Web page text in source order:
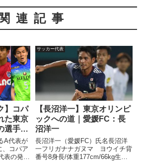
関連記事
】コパ
た東京
選手た
A代表が
、コパア
表の発表
サッカー代表
【長沼洋一】東京オリンピ
ックへの道｜愛媛FC：長
沼洋一
長沼洋一（愛媛FC）氏名長沼洋
一フリガナナガヌマ ヨウイチ背
番号8身長/体重177cm/66kg生年